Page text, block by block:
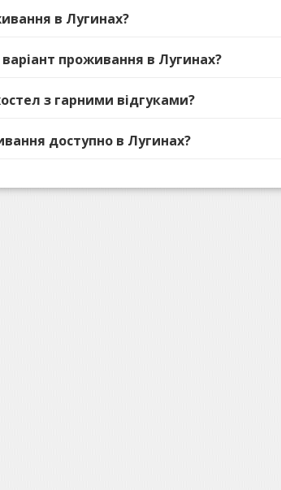
в Лугинах?
проживання в Лугинах?
з гарними відгуками?
доступно в Лугинах?